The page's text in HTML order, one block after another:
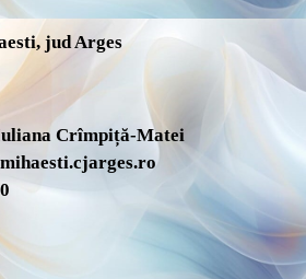
jud Arges
Crîmpiță-Matei